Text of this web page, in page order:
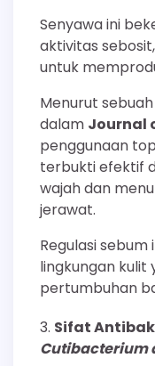
Senyawa ini
aktivitas
untuk
Menurut
dalam Journal
penggunaan
terbukti efektif
wajah dan
jerawat.
Regulasi
lingkungan kulit
pertumbuhan
Sifat
Cutibacterium